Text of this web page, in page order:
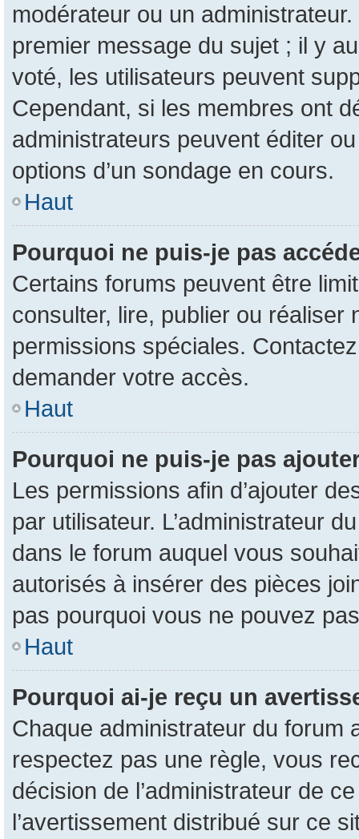
modérateur ou un
premier message du sujet ; il y
voté, les utilisateurs peuvent
Cependant, si les membres ont
administrateurs peuvent éditer
options d’un sondage en cours.
Haut
Pourquoi ne puis-je pas
Certains forums peuvent être
consulter, lire, publier ou réaliser
permissions spéciales.
demander votre accès.
Haut
Pourquoi ne puis-je pas
Les permissions afin d’ajouter
par utilisateur. L’administrateur
dans le forum auquel vous
autorisés à insérer des pièces
pas pourquoi vous ne pouvez
Haut
Pourquoi ai-je reçu un
Chaque administrateur du forum
respectez pas une règle, vous
décision de l’administrateur de
l’avertissement distribué sur ce